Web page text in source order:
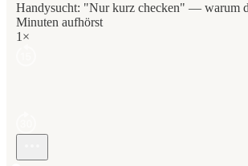
Handysucht: "Nur kurz checken" — warum
Minuten aufhörst
1×